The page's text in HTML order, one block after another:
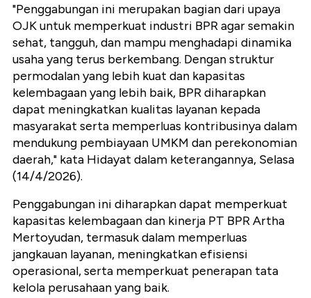
"Penggabungan ini merupakan bagian dari upaya
OJK untuk memperkuat industri BPR agar semakin
sehat, tangguh, dan mampu menghadapi dinamika
usaha yang terus berkembang. Dengan struktur
permodalan yang lebih kuat dan kapasitas
kelembagaan yang lebih baik, BPR diharapkan
dapat meningkatkan kualitas layanan kepada
masyarakat serta memperluas kontribusinya dalam
mendukung pembiayaan UMKM dan perekonomian
daerah," kata Hidayat dalam keterangannya, Selasa
(14/4/2026).
Penggabungan ini diharapkan dapat memperkuat
kapasitas kelembagaan dan kinerja PT BPR Artha
Mertoyudan, termasuk dalam memperluas
jangkauan layanan, meningkatkan efisiensi
operasional, serta memperkuat penerapan tata
kelola perusahaan yang baik.